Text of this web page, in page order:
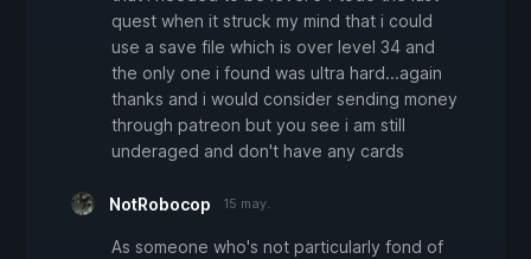
quest when it struck my mind that i could
use a save file which is over level 34 and
the only one i found was ultra hard...again
thanks and i would consider sending money
through patreon but you see i am still
underaged and don't have any cards
NotRobocop 15 may.
As someone who's not particularly fond of